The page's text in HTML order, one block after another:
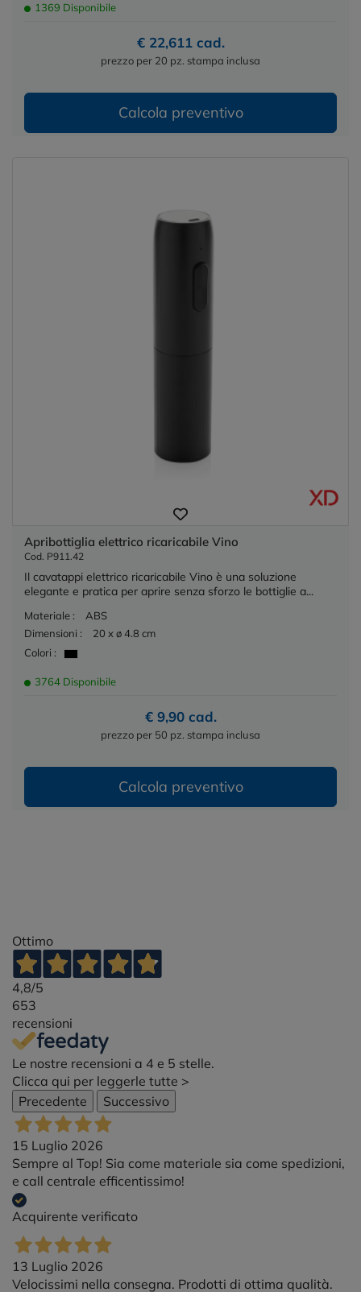
1369 Disponibile
€ 22,611 cad.
prezzo per 20 pz. stampa inclusa
Calcola preventivo
Apribottiglia elettrico ricaricabile Vino
Cod. P911.42
Il cavatappi elettrico ricaricabile Vino è una soluzione
elegante e pratica per aprire senza sforzo le bottiglie a...
Materiale :
ABS
Dimensioni :
20 x ø 4.8 cm
Colori :
3764 Disponibile
€ 9,90 cad.
prezzo per 50 pz. stampa inclusa
Calcola preventivo
Ottimo
4,8/5
653
recensioni
Le nostre recensioni a 4 e 5 stelle.
Clicca qui per leggerle tutte >
Precedente
Successivo
15 Luglio 2026
Sempre al Top! Sia come materiale sia come spedizioni,
e call centrale efficentissimo!
Acquirente verificato
13 Luglio 2026
Velocissimi nella consegna. Prodotti di ottima qualità.